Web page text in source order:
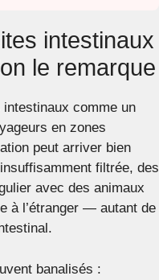
intestinaux
le remarque
comme un
en zones
peut arriver bien
filtrée, des
avec des animaux
à l’étranger — autant de
banalisés :